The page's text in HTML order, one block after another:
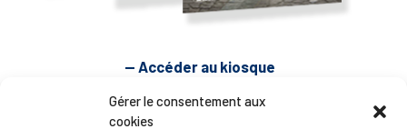
Gérer le consentement aux
cookies
— Accéder au kiosque
D’ART ET D’HISTOIRE